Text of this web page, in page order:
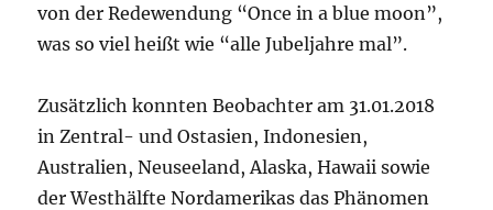
von der Redewendung “Once in a blue moon”,
was so viel heißt wie “alle Jubeljahre mal”.
Zusätzlich konnten Beobachter am 31.01.2018
in Zentral- und Ostasien, Indonesien,
Australien, Neuseeland, Alaska, Hawaii sowie
der Westhälfte Nordamerikas das Phänomen